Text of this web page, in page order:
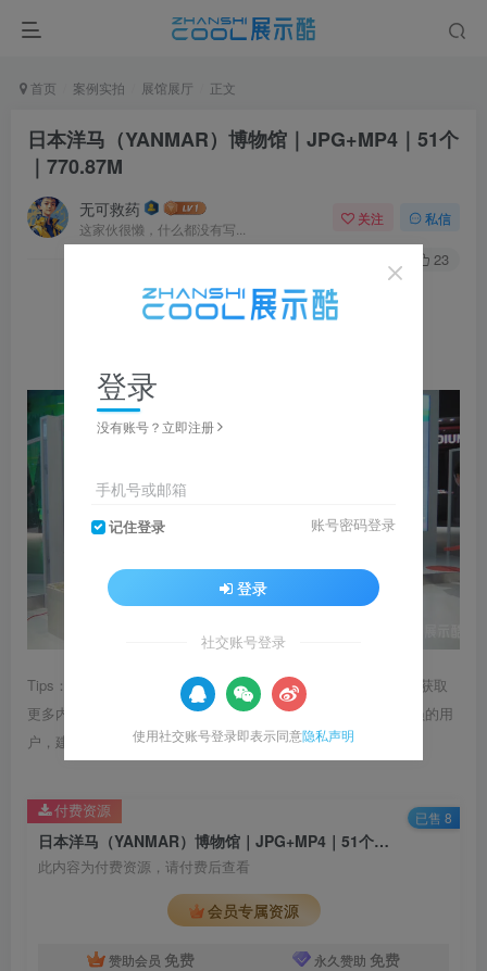
首页 案例实拍 展馆展厅 正文
日本洋马（YANMAR）博物馆｜JPG+MP4｜51个
｜770.87M
无可救药
这家伙很懒，什么都没有写...
关注 私信
23
Tips：1.内容图片或视频可能会有压缩，若文章提供下载服务，获取
更多内容（无展示酷水印）可在下方下载； 2.没有百度网盘会员的用
户，建议用123云盘可获得更快的下载速度。
日本洋马（YANMAR）博物馆｜JPG+MP4｜51个｜770.87M
此内容为付费资源，请付费后查看
会员专属资源
赞助会员 免费 永久赞助 免费
付费资源 已售 8
登录
没有账号？立即注册
手机号或邮箱
记住登录 账号密码登录
登录
社交账号登录
使用社交账号登录即表示同意隐私声明